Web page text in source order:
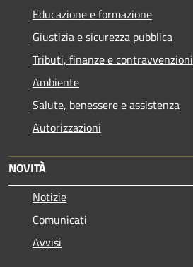
Educazione e formazione
Giustizia e sicurezza pubblica
Tributi, finanze e contravvenzioni
Ambiente
Salute, benessere e assistenza
Autorizzazioni
NOVITÀ
Notizie
Comunicati
Avvisi